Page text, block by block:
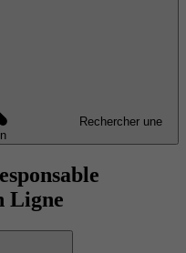
Rechercher une
Ligne